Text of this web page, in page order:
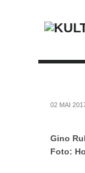
02 MAI
Gino
Foto: